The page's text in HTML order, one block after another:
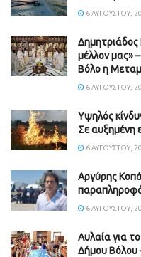
6 ΑΥΓΟΎΣΤΟΥ,
Δημητριάδος
μέλλον μας»
Βόλο η
6 ΑΥΓΟΎΣΤΟΥ,
Υψηλός
Σε αυξημένη
6 ΑΥΓΟΎΣΤΟΥ,
Aργύρης
6 ΑΥΓΟΎΣΤΟΥ,
Αυλαία για
Δήμου Βόλου